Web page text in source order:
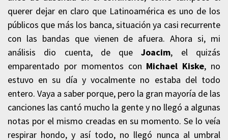
querer dejar en claro que Latinoamérica es uno de los
públicos que más los banca, situación ya casi recurrente
con las bandas que vienen de afuera. Ahora si, mi
análisis dio cuenta, de queJoacim, el quizás
emparentado por momentos con Michael Kiske, no
estuvo en su día y vocalmente no estaba del todo
entero. Vaya a saber porque, pero la gran mayoría de las
canciones las cantó mucho la gente y no llegó a algunas
notas por el mismo creadas en su momento. Se lo veía
respirar hondo, y así todo, no llegó nunca al umbral